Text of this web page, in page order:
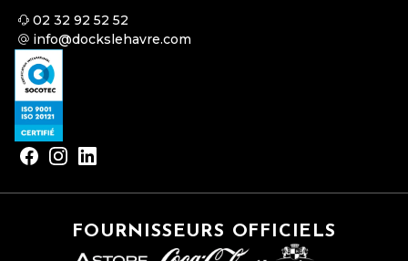
02 32 92 52 52
info@dockslehavre.com
FOURNISSEURS OFFICIELS